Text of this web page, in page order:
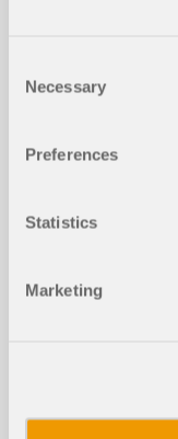
Selection
Necessary
Preferences
Statistics
Marketing
Влияние